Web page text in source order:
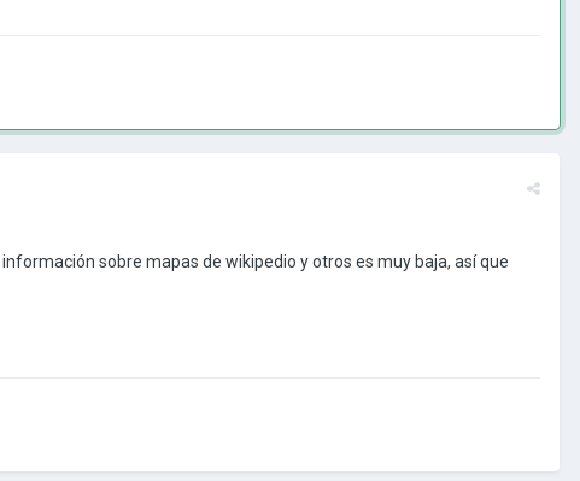
sobre mapas de wikipedio y otros es muy baja, así que